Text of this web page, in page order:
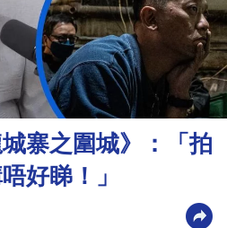
寨之圍城》：「拍
好睇！」